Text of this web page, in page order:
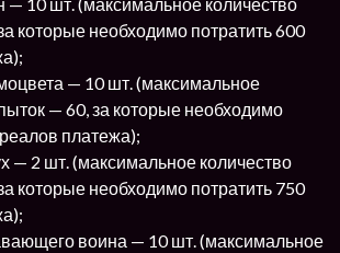
которые необходимо потратить 600
— 10 шт. (максимальное
— 60, за которые необходимо
платежа);
— 2 шт. (максимальное количество
которые необходимо потратить 750
воина — 10 шт. (максимальное